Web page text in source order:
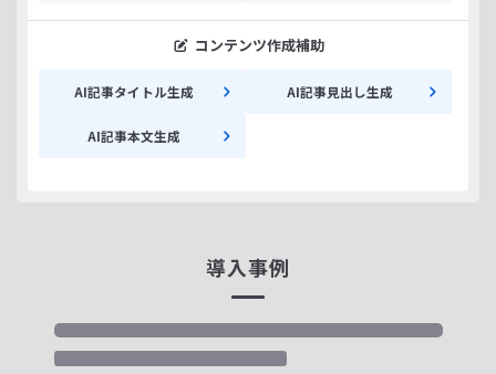
コンテンツ作成補助
AI記事タイトル生成 AI記事見出し生成
AI記事本文生成
導入事例